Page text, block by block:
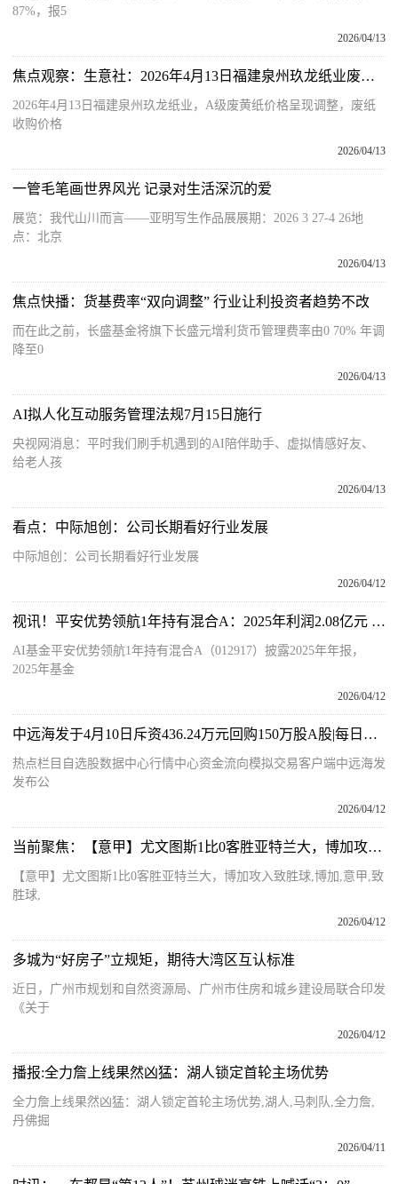
87%，报5
2026/04/13
焦点观察：生意社：2026年4月13日福建泉州玖龙纸业废纸收购价格上调
2026年4月13日福建泉州玖龙纸业，A级废黄纸价格呈现调整，废纸
收购价格
2026/04/13
一管毛笔画世界风光 记录对生活深沉的爱
展览：我代山川而言——亚明写生作品展展期：2026 3 27-4 26地
点：北京
2026/04/13
焦点快播：货基费率“双向调整” 行业让利投资者趋势不改
而在此之前，长盛基金将旗下长盛元增利货币管理费率由0 70% 年调
降至0
2026/04/13
AI拟人化互动服务管理法规7月15日施行
央视网消息：平时我们刷手机遇到的AI陪伴助手、虚拟情感好友、
给老人孩
2026/04/13
看点：中际旭创：公司长期看好行业发展
中际旭创：公司长期看好行业发展
2026/04/12
视讯！平安优势领航1年持有混合A：2025年利润2.08亿元 净值增长率58.88%
AI基金平安优势领航1年持有混合A（012917）披露2025年年报，
2025年基金
2026/04/12
中远海发于4月10日斥资436.24万元回购150万股A股|每日看点
热点栏目自选股数据中心行情中心资金流向模拟交易客户端中远海发
发布公
2026/04/12
当前聚焦：【意甲】尤文图斯1比0客胜亚特兰大，博加攻入致胜球
【意甲】尤文图斯1比0客胜亚特兰大，博加攻入致胜球,博加,意甲,致
胜球,
2026/04/12
多城为“好房子”立规矩，期待大湾区互认标准
近日，广州市规划和自然资源局、广州市住房和城乡建设局联合印发
《关于
2026/04/12
播报:全力詹上线果然凶猛：湖人锁定首轮主场优势
全力詹上线果然凶猛：湖人锁定首轮主场优势,湖人,马刺队,全力詹,
丹佛掘
2026/04/11